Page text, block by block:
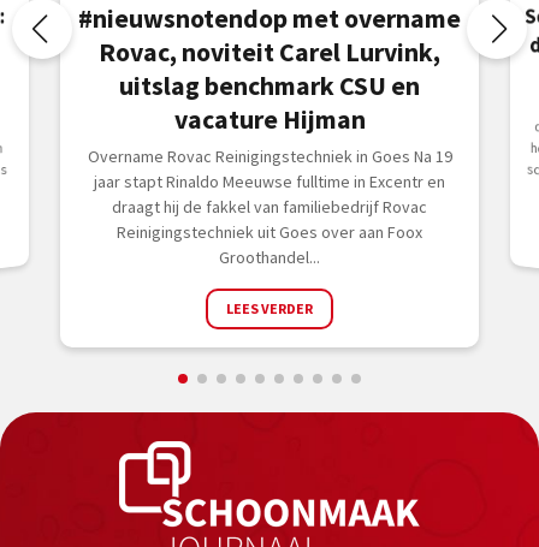
#nieuwsnotendop met overname
Rovac, noviteit Carel Lurvink,
uitslag benchmark CSU en
vacature Hijman
Overname Rovac Reinigingstechniek in Goes Na 19
jaar stapt Rinaldo Meeuwse fulltime in Excentr en
draagt hij de fakkel van familiebedrijf Rovac
Reinigingstechniek uit Goes over aan Foox
Groothandel...
LEES VERDER